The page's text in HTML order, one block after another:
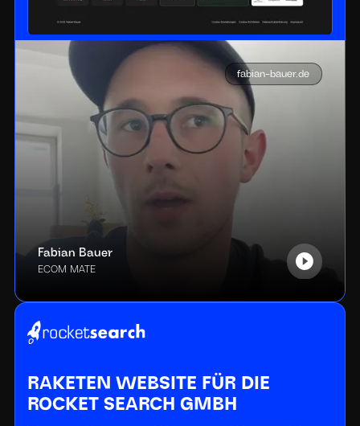
fabian-bauer.de
Fabian Bauer
ECOM MATE
RAKETEN WEBSITE FÜR DIE
ROCKET SEARCH GMBH